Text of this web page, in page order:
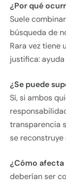
¿Por qué
Suele
búsqueda de
Rara vez tiene
justifica:
¿Se puede
Sí, si ambos
transparencia
se
¿Cómo afecta
deberían ser